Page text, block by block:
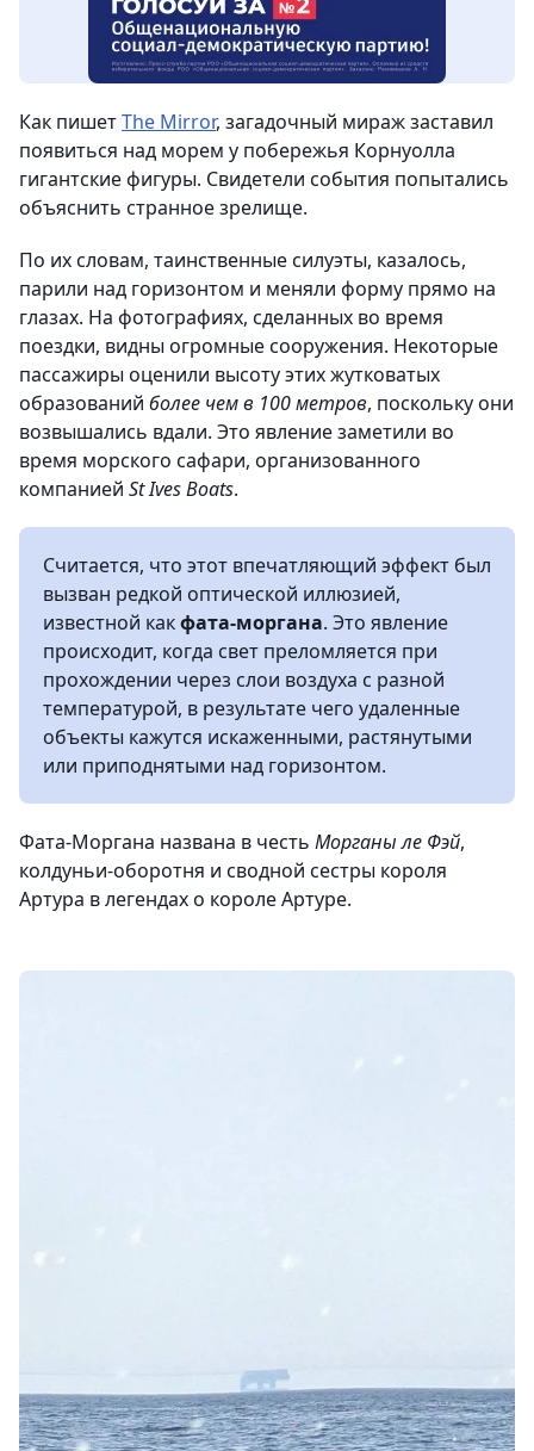
Как пишетThe Mirror, загадочный мираж заставил
появиться над морем у побережья Корнуолла
гигантские фигуры. Свидетели события попытались
объяснить странное зрелище.
По их словам, таинственные силуэты, казалось,
парили над горизонтом и меняли форму прямо на
глазах. На фотографиях, сделанных во время
поездки, видны огромные сооружения. Некоторые
пассажиры оценили высоту этих жутковатых
образований более чем в 100 метров, поскольку они
возвышались вдали. Это явление заметили во
время морского сафари, организованного
компанией St Ives Boats.
Считается, что этот впечатляющий эффект был
вызван редкой оптической иллюзией,
известной какфата-моргана. Это явление
происходит, когда свет преломляется при
прохождении через слои воздуха с разной
температурой, в результате чего удаленные
объекты кажутся искаженными, растянутыми
или приподнятыми над горизонтом.
Фата-Моргана названа в честь Морганы ле Фэй,
колдуньи-оборотня и сводной сестры короля
Артура в легендах о короле Артуре.